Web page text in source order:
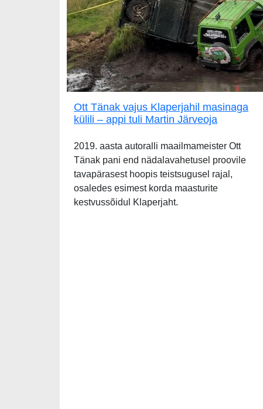
Ott Tänak vajus Klaperjahil masinaga
külili – appi tuli Martin Järveoja
2019. aasta autoralli maailmameister Ott
Tänak pani end nädalavahetusel proovile
tavapärasest hoopis teistsugusel rajal,
osaledes esimest korda maasturite
kestvussõidul Klaperjaht.